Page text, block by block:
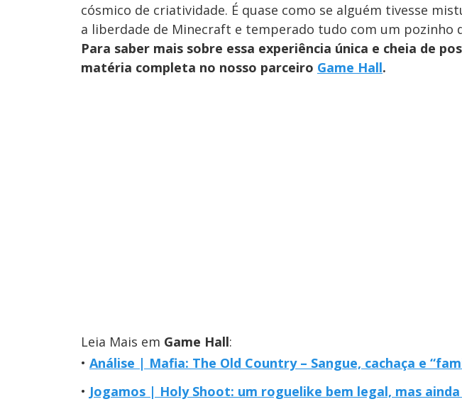
cósmico de criatividade. É quase como se alguém tivesse
a liberdade de Minecraft e temperado tudo com um pozinho
Para saber mais sobre essa experiência única e cheia de
matéria completa no nosso parceiro Game Hall.
Leia Mais em Game Hall:
Análise | Mafia: The Old Country – Sangue, cachaça e
Jogamos | Holy Shoot: um roguelike bem legal, mas